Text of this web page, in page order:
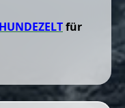
HUNDEZELTfür